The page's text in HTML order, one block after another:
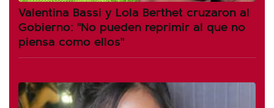
Valentina Bassi y Lola Berthet cruzaron al
Gobierno: "No pueden reprimir al que no
piensa como ellos"